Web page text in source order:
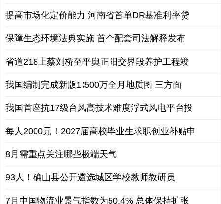
提高市场化定价能力 河南省首单DR基准利率贷
保障生态环境法典实施 首个配套司法解释发布
省道218上蔡刘桥至平舆正阳交界段养护工程竣
我国编制完成新版1∶500万全月地质图 三方面
我国首座抗17级台风高技术难度浮式风电平台投
每人2000元！2027届高校毕业生求职创业补贴申
8月需重点关注哪些极端天气
93人！确山县公开遴选城区学校教师教研员
7月中国物流业景气指数为50.4% 总体保持扩张